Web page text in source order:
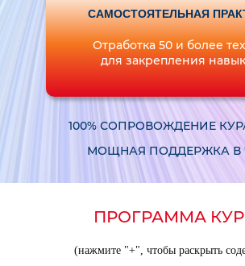
100% СОПРОВОЖДЕНИЕ
МОЩНАЯ ПОДДЕРЖКА В
Отработка 50 и более
для закрепления
САМОСТОЯТЕЛЬНАЯ
ПРОГРАММА
(нажмите "+", чтобы раскрыть